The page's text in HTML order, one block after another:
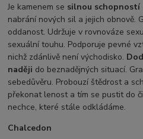
Je kamenem se silnou schopností
nabrání nových sil a jejich obnově.
oddanost. Udržuje v rovnováze
sexuální touhu. Podporuje pevné
nichž zdánlivě není východisko.
naději do beznadějných situací.
sebedůvěru. Probouzí štědrost a
překonat lenost a tím se pustit do
nechce, které stále odkládáme.
Chalcedon